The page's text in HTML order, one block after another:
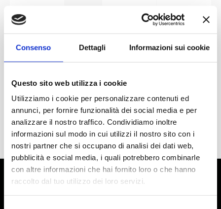
Consenso Dettagli Informazioni sui cookie
Questo sito web utilizza i cookie
Utilizziamo i cookie per personalizzare contenuti ed
annunci, per fornire funzionalità dei social media e per
analizzare il nostro traffico. Condividiamo inoltre
informazioni sul modo in cui utilizzi il nostro sito con i
nostri partner che si occupano di analisi dei dati web,
pubblicità e social media, i quali potrebbero combinarle
con altre informazioni che hai fornito loro o che hanno
raccolto dal tuo utilizzo dei loro servizi.